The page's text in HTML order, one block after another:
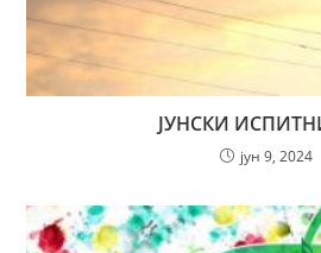
ЈУНСКИ
јун 9, 2024